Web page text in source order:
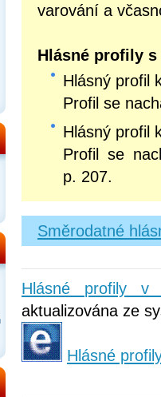
varování a
Hlásné profily s
Hlásný profil
Profil se
Hlásný profil
Profil se
p. 207.
Směrodatné
Hlásné profily v
aktualizována ze
Hlásné